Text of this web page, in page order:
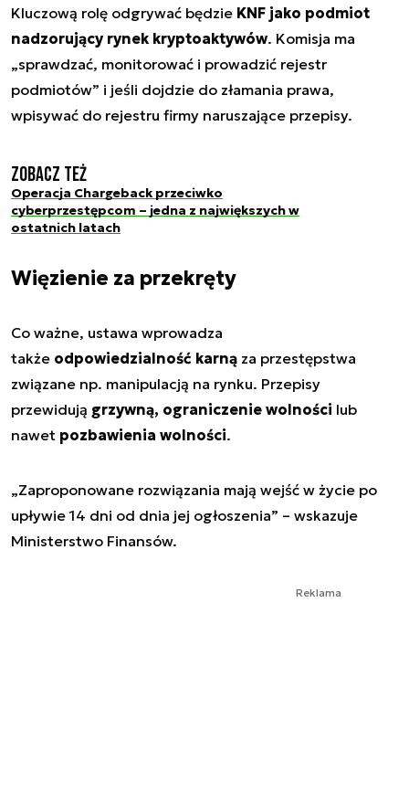
Kluczową rolę odgrywać będzie KNF jako podmiot
nadzorujący rynek kryptoaktywów. Komisja ma
„sprawdzać, monitorować i prowadzić rejestr
podmiotów” i jeśli dojdzie do złamania prawa,
wpisywać do rejestru firmy naruszające przepisy.
Zobacz też
Operacja Chargeback przeciwko
cyberprzestępcom – jedna z największych w
ostatnich latach
Więzienie za przekręty
Co ważne, ustawa wprowadza
także odpowiedzialność karną za przestępstwa
związane np. manipulacją na rynku. Przepisy
przewidują grzywną, ograniczenie wolności lub
nawet pozbawienia wolności.
„Zaproponowane rozwiązania mają wejść w życie po
upływie 14 dni od dnia jej ogłoszenia” – wskazuje
Ministerstwo Finansów.
Reklama